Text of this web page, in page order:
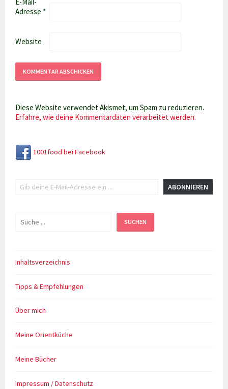
Adresse *
Website
Diese Website verwendet Akismet, um Spam zu reduzieren.
Erfahre, wie deine Kommentardaten verarbeitet werden.
1001food bei Facebook
ABONNIEREN
Suchen SUCHEN
Inhaltsverzeichnis
Tipps & Empfehlungen
Über mich
Meine Orientküche
Meine Bücher
Impressum / Datenschutz